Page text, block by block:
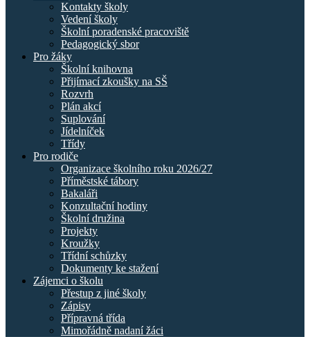
Kontakty školy
Vedení školy
Školní poradenské pracoviště
Pedagogický sbor
Pro žáky
Školní knihovna
Přijímací zkoušky na SŠ
Rozvrh
Plán akcí
Suplování
Jídelníček
Třídy
Pro rodiče
Organizace školního roku 2026/27
Příměstské tábory
Bakaláři
Konzultační hodiny
Školní družina
Projekty
Kroužky
Třídní schůzky
Dokumenty ke stažení
Zájemci o školu
Přestup z jiné školy
Zápisy
Přípravná třída
Mimořádně nadaní žáci